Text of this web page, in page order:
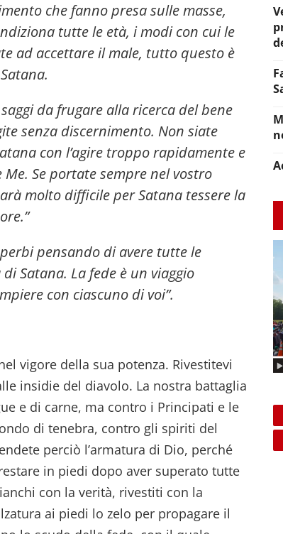
che fanno presa sulle masse,
tutte le età, i modi con cui le
ad accettare il male, tutto questo è
.
da frugare alla ricerca del bene
senza discernimento. Non siate
con l’agire troppo rapidamente e
Se portate sempre nel vostro
molto difficile per Satana tessere la
pensando di avere tutte le
Satana. La fede è un viaggio
con ciascuno di voi”.
vigore della sua potenza. Rivestitevi
insidie del diavolo. La nostra battaglia
e di carne, ma contro i Principati e le
di tenebra, contro gli spiriti del
perciò l’armatura di Dio, perché
in piedi dopo aver superato tutte
con la verità, rivestiti con la
ai piedi lo zelo per propagare il